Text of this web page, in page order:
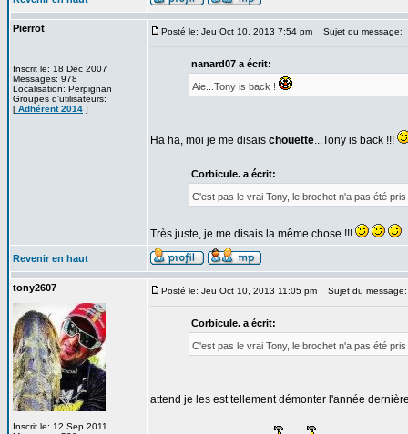
Pierrot
Inscrit le: 18 Déc 2007
Messages: 978
Localisation: Perpignan
Groupes d'utilisateurs:
[ Adhérent 2014 ]
Posté le: Jeu Oct 10, 2013 7:54 pm Sujet du message:
nanard07 a écrit:
Aie...Tony is back !
Ha ha, moi je me disais chouette...Tony is back !!!
Corbicule. a écrit:
C'est pas le vrai Tony, le brochet n'a pas été
Très juste, je me disais la même chose !!!
Revenir en haut
tony2607
Inscrit le: 12 Sep 2011
Posté le: Jeu Oct 10, 2013 11:05 pm Sujet du message:
Corbicule. a écrit:
C'est pas le vrai Tony, le brochet n'a pas été
attend je les est tellement démonter l'année